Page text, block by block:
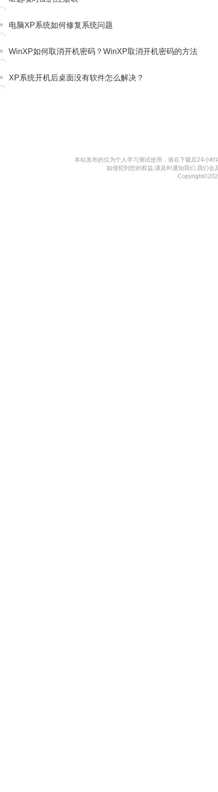
电脑XP系统如何修复系统问题
WinXP如何取消开机密码？WinXP取消开机密码的方法
XP系统开机后桌面没有软件怎么解决？
本站发布的仅为个人学习测试使用，请在下载后24小
如侵犯到您的权益,请及时通知我们,我们